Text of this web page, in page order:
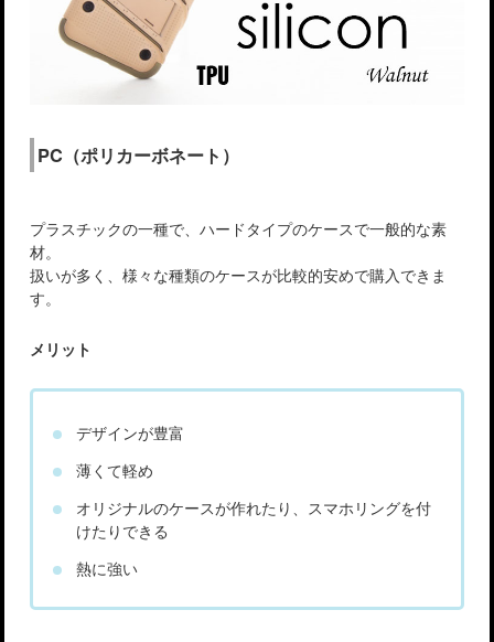
PC（ポリカーボネート）
プラスチックの一種で、ハードタイプのケースで一般的な素
材。
扱いが多く、様々な種類のケースが比較的安めで購入できま
す。
メリット
デザインが豊富
薄くて軽め
オリジナルのケースが作れたり、スマホリングを付
けたりできる
熱に強い